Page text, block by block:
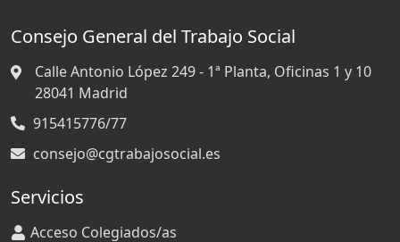
Consejo General del Trabajo Social
Calle Antonio López 249 - 1ª Planta, Oficinas 1 y 10
28041 Madrid
915415776/77
consejo@cgtrabajosocial.es
Servicios
Acceso Colegiados/as